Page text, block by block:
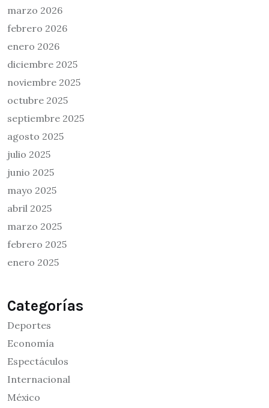
marzo 2026
febrero 2026
enero 2026
diciembre 2025
noviembre 2025
octubre 2025
septiembre 2025
agosto 2025
julio 2025
junio 2025
mayo 2025
abril 2025
marzo 2025
febrero 2025
enero 2025
Categorías
Deportes
Economía
Espectáculos
Internacional
México